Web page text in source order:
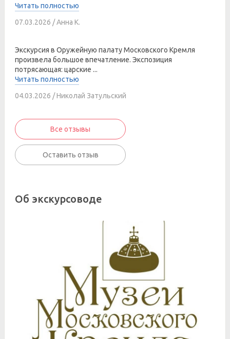
Читать полностью
07.03.2026 / Анна К.
Экскурсия в Оружейную палату Московского Кремля
произвела большое впечатление. Экспозиция
потрясающая: царские ...
Читать полностью
04.03.2026 / Николай Затульский
Все отзывы
Оставить отзыв
Об экскурсоводе